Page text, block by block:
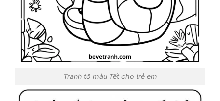
Tranh tô màu Tết cho trẻ em